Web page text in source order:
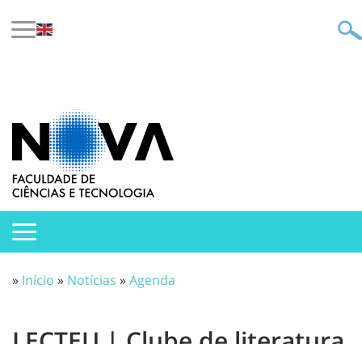
» Início » Notícias »Agenda